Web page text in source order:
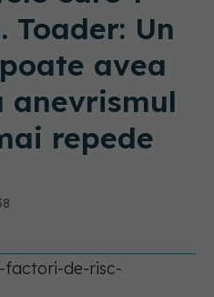
Toader: Un
avea
anevrismul
repede